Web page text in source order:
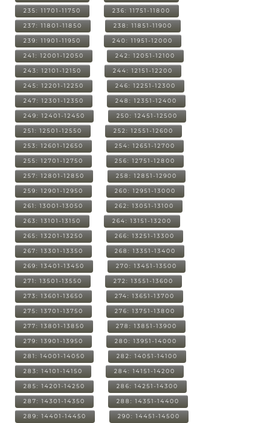
235: 11701-11750 236: 11751-11800
237: 11801-11850 238: 11851-11900
239: 11901-11950 240: 11951-12000
241: 12001-12050 242: 12051-12100
243: 12101-12150 244: 12151-12200
245: 12201-12250 246: 12251-12300
247: 12301-12350 248: 12351-12400
249: 12401-12450 250: 12451-12500
251: 12501-12550 252: 12551-12600
253: 12601-12650 254: 12651-12700
255: 12701-12750 256: 12751-12800
257: 12801-12850 258: 12851-12900
259: 12901-12950 260: 12951-13000
261: 13001-13050 262: 13051-13100
263: 13101-13150 264: 13151-13200
265: 13201-13250 266: 13251-13300
267: 13301-13350 268: 13351-13400
269: 13401-13450 270: 13451-13500
271: 13501-13550 272: 13551-13600
273: 13601-13650 274: 13651-13700
275: 13701-13750 276: 13751-13800
277: 13801-13850 278: 13851-13900
279: 13901-13950 280: 13951-14000
281: 14001-14050 282: 14051-14100
283: 14101-14150 284: 14151-14200
285: 14201-14250 286: 14251-14300
287: 14301-14350 288: 14351-14400
289: 14401-14450 290: 14451-14500